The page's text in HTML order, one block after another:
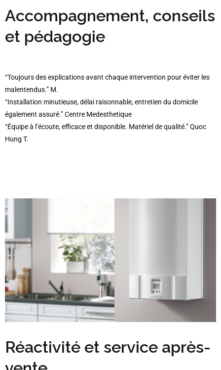
Accompagnement, conseils
et pédagogie
“Toujours des explications avant chaque intervention pour éviter les
malentendus.” M.
“Installation minutieuse, délai raisonnable, entretien du domicile
également assuré.” Centre Medesthetique
“Équipe à l’écoute, efficace et disponible. Matériel de qualité.” Quoc
Hung T.
Réactivité et service après-